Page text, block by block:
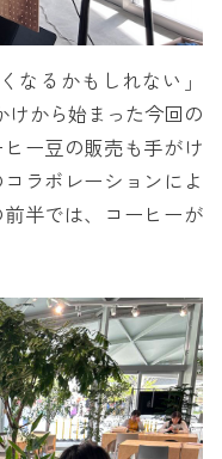
なるかもしれない」
から始まった今回の
ー豆の販売も手がけ
ラボレーションによ
半では、コーヒーが